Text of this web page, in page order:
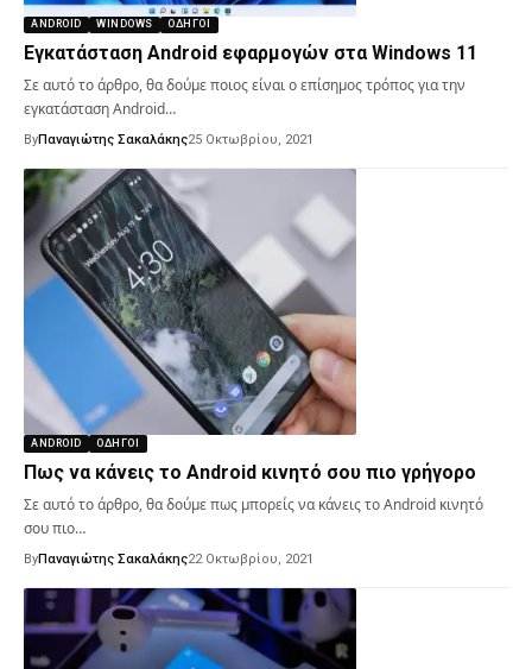
ANDROID WINDOWS ΟΔΗΓΟΊ
Εγκατάσταση Android εφαρμογών στα Windows 11
Σε αυτό το άρθρο, θα δούμε ποιος είναι ο επίσημος τρόπος για την
εγκατάσταση Android…
ByΠαναγιώτης Σακαλάκης25 Οκτωβρίου, 2021
ANDROID ΟΔΗΓΟΊ
Πως να κάνεις το Android κινητό σου πιο γρήγορο
Σε αυτό το άρθρο, θα δούμε πως μπορείς να κάνεις το Android κινητό
σου πιο…
ByΠαναγιώτης Σακαλάκης22 Οκτωβρίου, 2021